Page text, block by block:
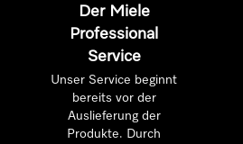
Der Miele
Professional
Service
Unser Service beginnt
bereits vor der
Auslieferung der
Produkte. Durch